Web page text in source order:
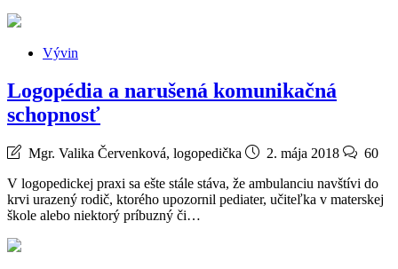
Vývin
Logopédia a narušená komunikačná
schopnosť
Mgr. Valika Červenková, logopedička 2. mája 2018
60
V logopedickej praxi sa ešte stále stáva, že ambulanciu navštívi do
krvi urazený rodič, ktorého upozornil pediater, učiteľka v materskej
škole alebo niektorý príbuzný či…